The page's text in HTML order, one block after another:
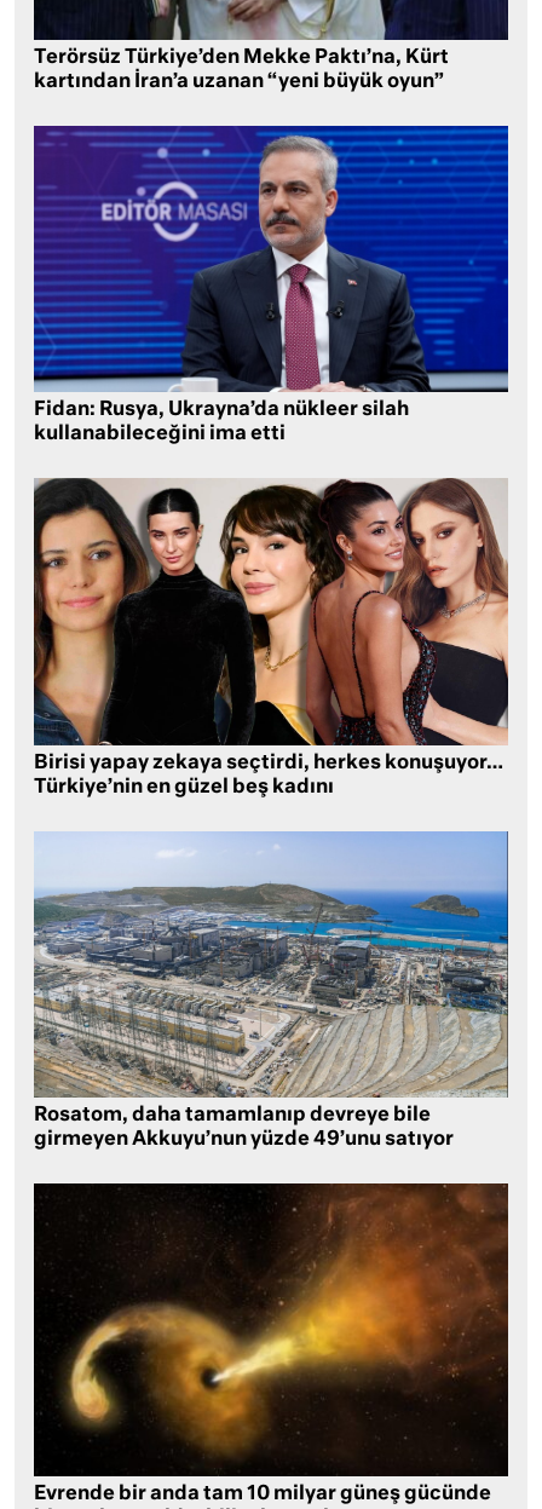
Terörsüz Türkiye’den Mekke Paktı’na, Kürt
kartından İran’a uzanan “yeni büyük oyun”
Fidan: Rusya, Ukrayna’da nükleer silah
kullanabileceğini ima etti
Birisi yapay zekaya seçtirdi, herkes konuşuyor…
Türkiye’nin en güzel beş kadını
Rosatom, daha tamamlanıp devreye bile
girmeyen Akkuyu’nun yüzde 49’unu satıyor
Evrende bir anda tam 10 milyar güneş gücünde